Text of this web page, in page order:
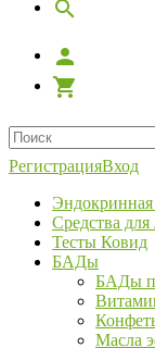
РегистрацияВход
Эндокринная
Средства
Тесты Ковид
БАДы
БАДы
Масла